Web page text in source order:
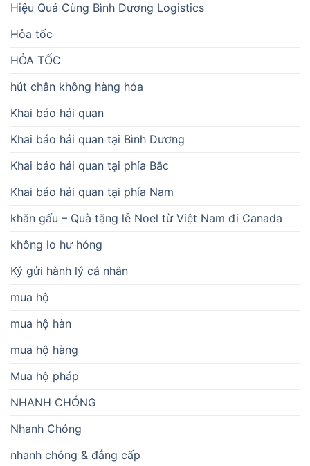
Hiệu Quả Cùng Bình Dương Logistics
Hỏa tốc
HỎA TỐC
hút chân không hàng hóa
Khai báo hải quan
Khai báo hải quan tại Bình Dương
Khai báo hải quan tại phía Bắc
Khai báo hải quan tại phía Nam
khăn gấu – Quà tặng lễ Noel từ Việt Nam đi Canada
không lo hư hỏng
Ký gửi hành lý cá nhân
mua hộ
mua hộ hàn
mua hộ hàng
Mua hộ pháp
NHANH CHÓNG
Nhanh Chóng
nhanh chóng & đẳng cấp